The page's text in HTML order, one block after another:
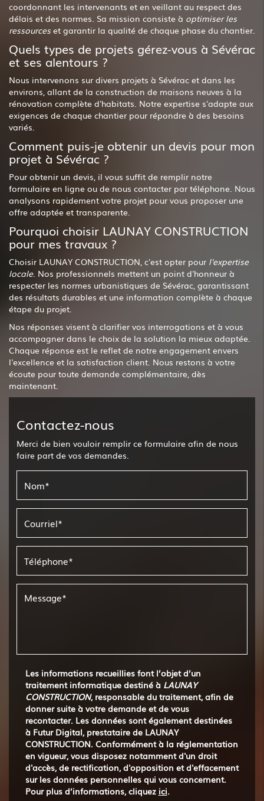
coordonnant les intervenants et en veillant au respect des
délais et des normes. Sa mission consiste à optimiser les
ressourceset garantir la qualité de chaque phase du chantier.
Quels types de projets gérez-vous à Sévérac
et ses alentours ?
Nous intervenons sur divers projets à Sévérac et dans les
environs, allant de la construction de maisons neuves à la
rénovation complète d'habitats. Notre expertise s'adapte aux
exigences de chaque chantier pour répondre à des besoins
variés.
Comment puis-je obtenir un devis pour mon
projet à Sévérac ?
Pour obtenir un devis, il vous suffit de remplir notre
formulaire en ligne ou de nous contacter par téléphone. Nous
analysons rapidement votre projet pour vous proposer une
offre adaptée et transparente.
Pourquoi choisir LAUNAY CONSTRUCTION
pour mes travaux ?
Choisir LAUNAY CONSTRUCTION, c'est opter pour l'expertise
locale. Nos professionnels mettent un point d'honneur à
respecter les normes urbanistiques de Sévérac, garantissant
des résultats durables et une information complète à chaque
étape du projet.
Nos réponses visent à clarifier vos interrogations et à vous
accompagner dans le choix de la solution la mieux adaptée.
Chaque réponse est le reflet de notre engagement envers
l'excellence et la satisfaction client. Nous restons à votre
écoute pour toute demande complémentaire, dès
maintenant.
Contactez-nous
Merci de bien vouloir remplir ce formulaire afin de nous
faire part de vos demandes.
Les informations recueillies font l’objet d’un
traitement informatique destiné àLAUNAY
CONSTRUCTION, responsable du traitement, afin de
donner suite à votre demande et de vous
recontacter. Les données sont également destinées
à Futur Digital, prestataire de LAUNAY
CONSTRUCTION. Conformément à la réglementation
en vigueur, vous disposez notamment d'un droit
d'accès, de rectification, d'opposition et d'effacement
sur les données personnelles qui vous concernent.
Pour plus d’informations, cliquez ici.